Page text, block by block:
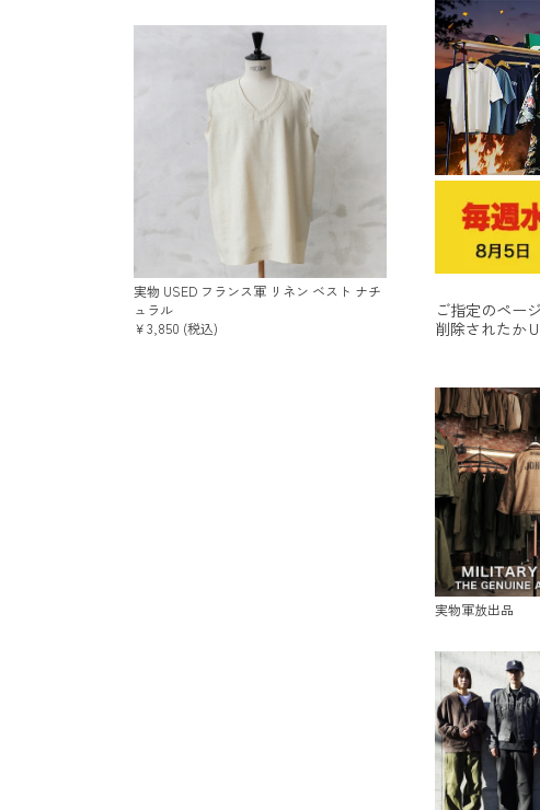
ご指定のペー
削除されたか
実物軍放出品
実物 USED フランス軍 リネン ベスト ナチ
ュラル
￥3,850 (税込)